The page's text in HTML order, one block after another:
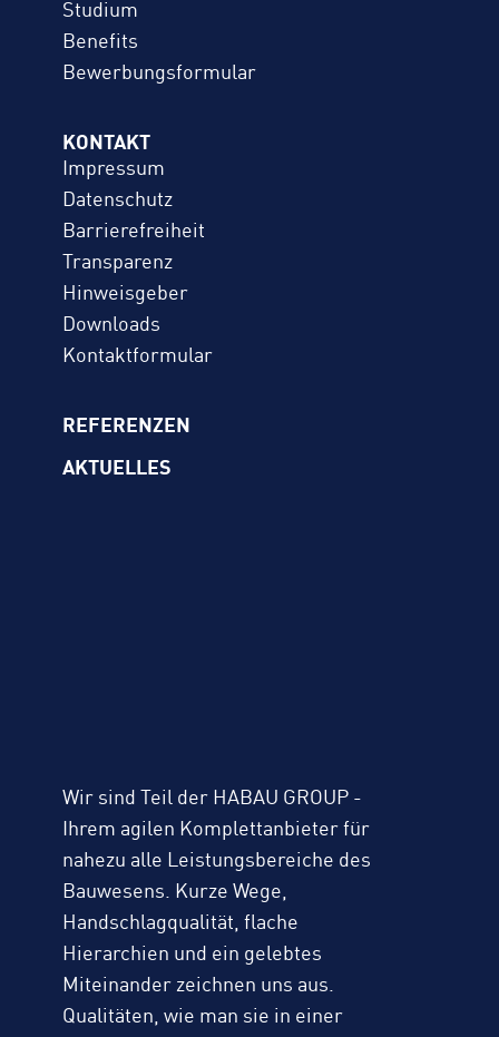
Wir sind Teil der HABAU GROUP -
Ihrem agilen Komplettanbieter für
nahezu alle Leistungsbereiche des
Bauwesens. Kurze Wege,
Handschlagqualität, flache
Hierarchien und ein gelebtes
Miteinander zeichnen uns aus.
Qualitäten, wie man sie in einer
REFERENZEN
Studium
Benefits
Bewerbungs­formular
AKTUELLES
KONTAKT
Impressum
Datenschutz
Barrierefreiheit
Transparenz
Hinweisgeber
Downloads
Kontaktformular